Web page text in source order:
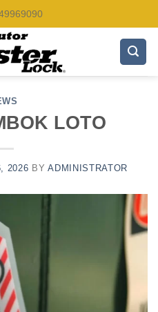
LOTO
2026 BYADMINISTRATOR